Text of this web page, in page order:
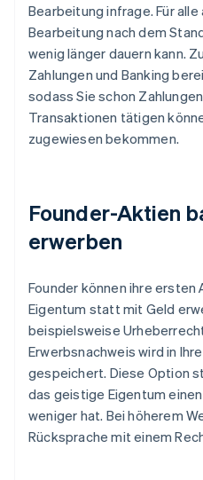
Bearbeitung infrage. Für
Bearbeitung nach dem
wenig länger dauern kann.
Zahlungen und Banking
sodass Sie schon
Transaktionen tätigen
zugewiesen bekommen.
Founder-Aktien
erwerben
Founder können ihre
Eigentum statt mit Geld
beispielsweise
Erwerbsnachweis wird in
gespeichert. Diese Option
das geistige Eigentum
weniger hat. Bei höherem
Rücksprache mit einem